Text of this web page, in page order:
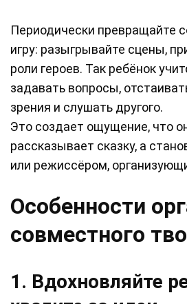
Периодически превращайте
игру: разыгрывайте сцены,
роли героев. Так ребёнок
задавать вопросы,
зрения и слушать другого.
Это создает ощущение, что
рассказывает сказку, а
или режиссёром,
Особенности
совместного
1. Вдохновляйте